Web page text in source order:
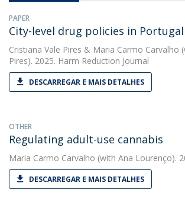
PAPER
City-level drug policies in Portugal
Cristiana Vale Pires & Maria Carmo Carvalho
Pires). 2025. Harm Reduction Journal
DESCARREGAR E MAIS DETALHES
OTHER
Regulating adult-use cannabis
Maria Carmo Carvalho (with Ana Lourenço).
DESCARREGAR E MAIS DETALHES